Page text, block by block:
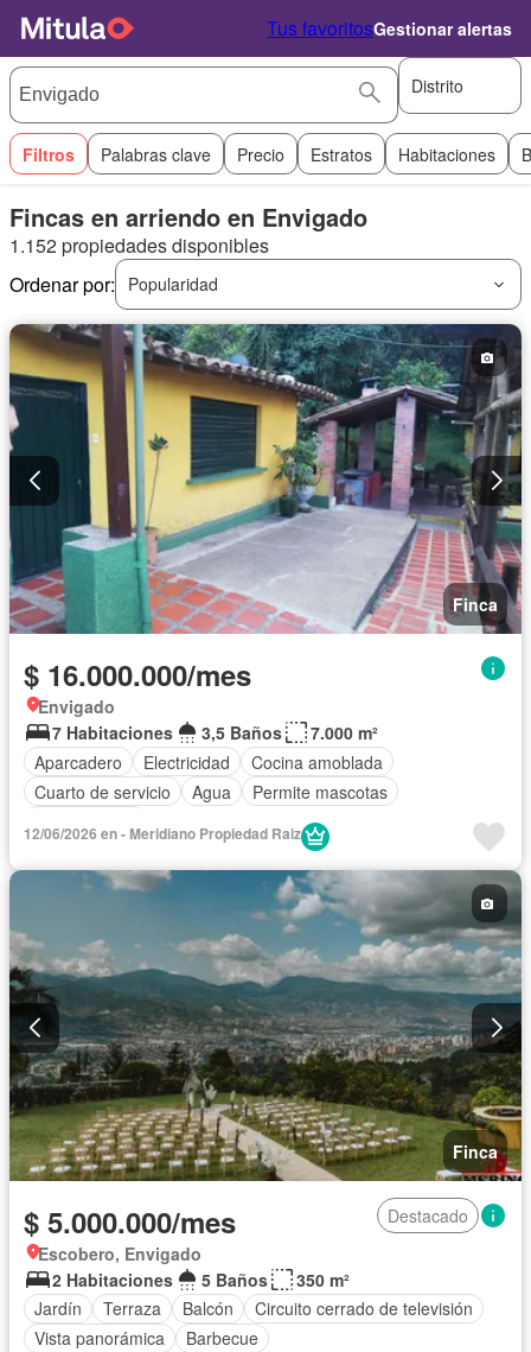
Tus favoritosGestionar alertas
Distrito
Filtros Palabras clave Precio Estratos Habitaciones
Fincas en arriendo en Envigado
1.152 propiedades disponibles
Ordenar por:
Popularidad
Finca
$ 16.000.000/mes
Envigado
7 Habitaciones
3,5 Baños
7.000 m²
Aparcadero
Electricidad
Cocina amoblada
Cuarto de servicio
Agua
Permite mascotas
12/06/2026 en - Meridiano Propiedad Raiz
Finca
$ 5.000.000/mes
Destacado
Escobero, Envigado
2 Habitaciones
5 Baños
350 m²
Jardín
Terraza Balcón
Circuito cerrado de televisión
Vista panorámica
Barbecue